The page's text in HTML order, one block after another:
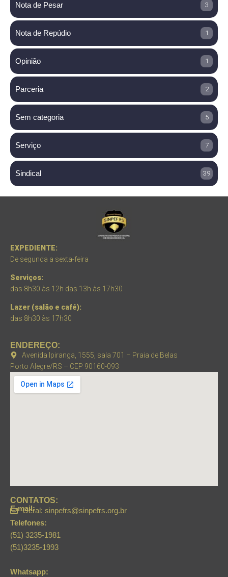
Nota de Pesar 3
Nota de Repúdio 1
Opinião 1
Parceria 2
Sem categoria 5
Serviço 7
Sindical 39
EXPEDIENTE:
De segunda a sexta-feira
Serviços:
das 8h30 às 12h das 13h às 17h30
Lazer (salão e café):
das 8h30 às 17h30
ENDEREÇO:
Avenida Ipiranga, 1555, sala 701 – Praia de Belas
Porto Alegre/RS – CEP 90160-093
CONTATOS:
E-mail:Geral: sinpefrs@sinpefrs.org.br
Telefones:
(51) 3235-1981
(51)3235-1993
Whatsapp: